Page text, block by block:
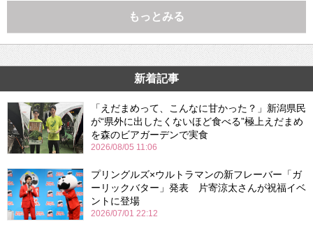
もっとみる
新着記事
「えだまめって、こんなに甘かった？」新潟県民
が“県外に出したくないほど食べる”極上えだまめ
を森のビアガーデンで実食
2026/08/05 11:06
プリングルズ×ウルトラマンの新フレーバー「ガ
ーリックバター」発表 片寄涼太さんが祝福イベ
ントに登場
2026/07/01 22:12